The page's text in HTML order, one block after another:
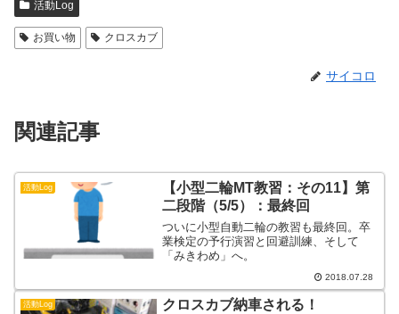
活動Log
お買い物 クロスカブ
サイコロ
関連記事
活動Log
【小型二輪MT教習：その11】第
二段階（5/5）：最終回
ついに小型自動二輪の教習も最終回。卒
業検定の予行演習と回避訓練、そして
「みきわめ」へ。
2018.07.28
活動Log クロスカブ納車される！